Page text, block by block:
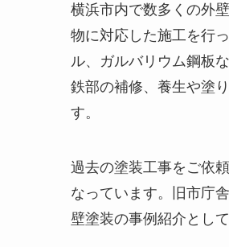
横浜市内で数多くの外
物に対応した施工を行
ル、ガルバリウム鋼板
鉄部の補修、養生や塗
す。
過去の塗装工事をご依
なっています。旧市庁
壁塗装の事例紹介とし